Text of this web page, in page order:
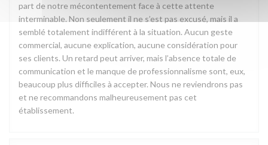
part de notre mécontentement face à cette attente
interminable. Non seulement il ne s’est pas excusé, mais il a
semblé totalement indifférent à la situation. Aucun geste
commercial, aucune explication, aucune considération pour
ses clients. Un retard peut arriver, mais l’absence totale de
communication et le manque de professionnalisme sont, eux,
beaucoup plus difficiles à accepter. Nous ne reviendrons pas
et ne recommandons malheureusement pas cet
établissement.